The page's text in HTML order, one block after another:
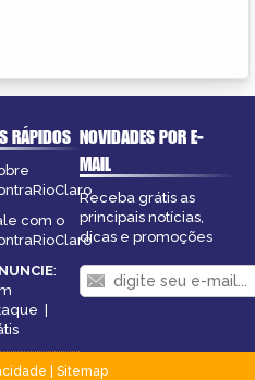
RÁPIDOS
com o
:
|
NOVIDADES POR E-
MAIL
Receba grátis as
principais notícias,
dicas e promoções
Sitemap